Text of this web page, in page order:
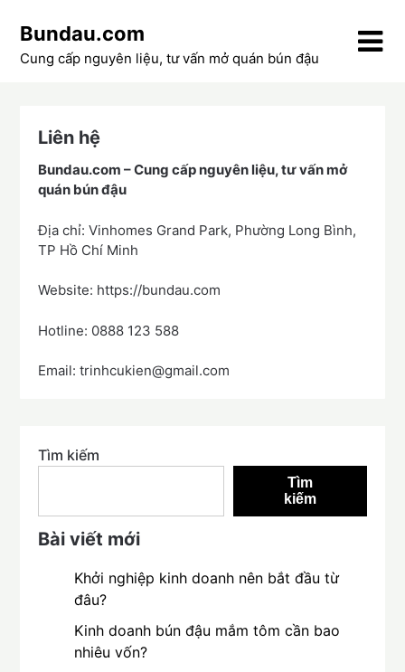
content
Bundau.com
Cung cấp nguyên liệu, tư vấn mở quán bún đậu
Liên hệ
Bundau.com – Cung cấp nguyên liệu, tư vấn mở
quán bún đậu
Địa chỉ: Vinhomes Grand Park, Phường Long Bình,
TP Hồ Chí Minh
Website: https://bundau.com
Hotline: 0888 123 588
Email: trinhcukien@gmail.com
Tìm kiếm
Tìm
kiếm
Bài viết mới
Khởi nghiệp kinh doanh nên bắt đầu từ
đâu?
Kinh doanh bún đậu mắm tôm cần bao
nhiêu vốn?